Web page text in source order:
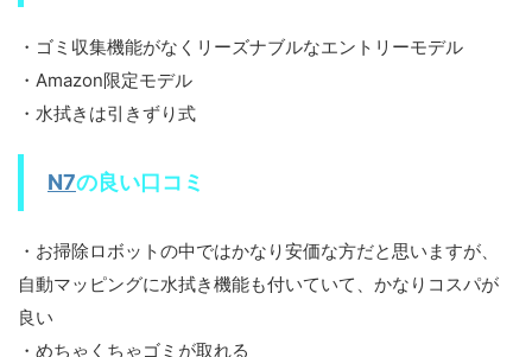
・ゴミ収集機能がなくリーズナブルなエントリーモデル
・Amazon限定モデル
・水拭きは引きずり式
N7の良い口コミ
・お掃除ロボットの中ではかなり安価な方だと思いますが、
自動マッピングに水拭き機能も付いていて、かなりコスパが
良い
・めちゃくちゃゴミが取れる